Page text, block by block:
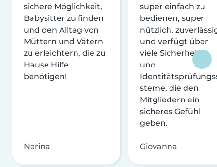
sichere Möglichkeit,
Babysitter zu finden
und den Alltag von
Müttern und Vätern
zu erleichtern, die zu
Hause Hilfe
benötigen!
Nerina
super einfach zu
bedienen, super
nützlich,
und verfügt über
viele Sicherheits-
und
steme, die den
Mitgliedern ein
sicheres Gefühl
geben.
Giovanna